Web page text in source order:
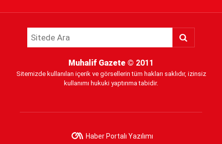
Muhalif Gazete © 2011
Sitemizde kullanılan içerik ve görsellerin tüm hakları saklıdır, izinsiz
kullanımı hukuki yaptırıma tabidir.
Haber Portalı Yazılımı